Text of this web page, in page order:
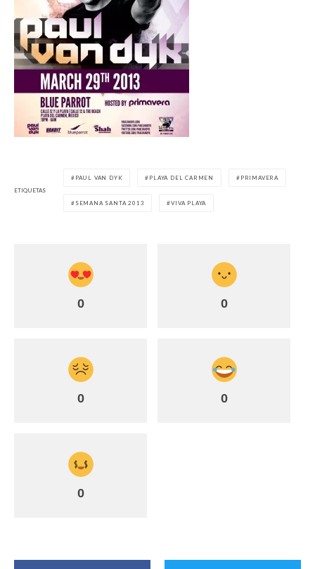
ETIQUETAS
PAUL VAN DYK PLAYA DEL CARMEN PRIMAVERA
SEMANA SANTA 2013 VIVA PLAYA
0 0
0 0
0